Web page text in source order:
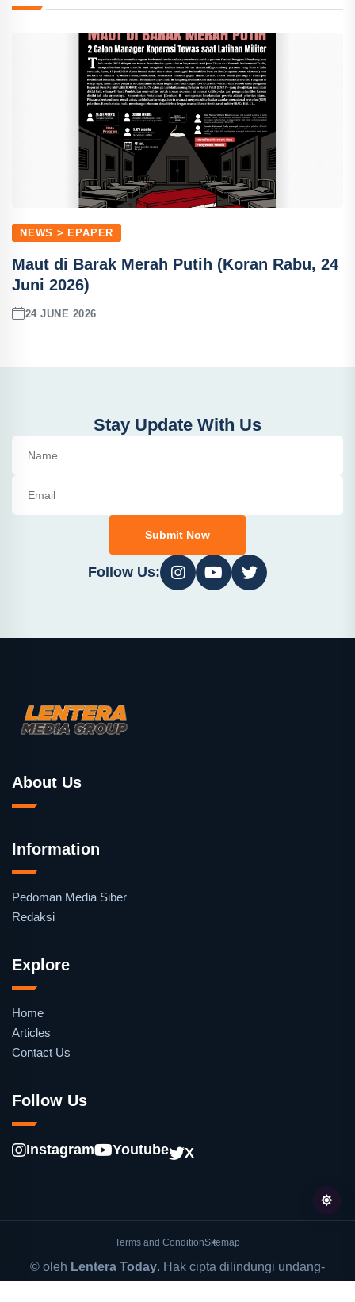
NEWS > EPAPER
Maut di Barak Merah Putih (Koran Rabu, 24
Juni 2026)
24 JUNE 2026
Stay Update With Us
Submit Now
Follow Us:
About Us
Information
Pedoman Media Siber
Redaksi
Explore
Home
Articles
Contact Us
Follow Us
Instagram Youtube X
Terms and ConditionSitemap
© oleh Lentera Today. Hak cipta dilindungi undang-